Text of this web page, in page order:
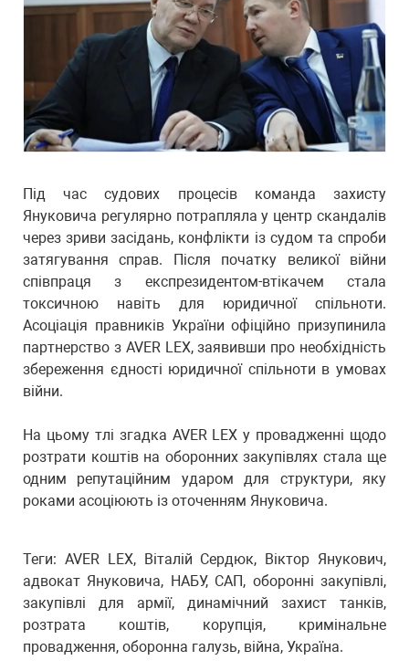
Під час судових процесів команда захисту
Януковича регулярно потрапляла у центр скандалів
через зриви засідань, конфлікти із судом та спроби
затягування справ. Після початку великої війни
співпраця з експрезидентом-втікачем стала
токсичною навіть для юридичної спільноти.
Асоціація правників України офіційно призупинила
партнерство з AVER LEX, заявивши про необхідність
збереження єдності юридичної спільноти в умовах
війни.
На цьому тлі згадка AVER LEX у провадженні щодо
розтрати коштів на оборонних закупівлях стала ще
одним репутаційним ударом для структури, яку
роками асоціюють із оточенням Януковича.
Теги: AVER LEX, Віталій Сердюк, Віктор Янукович,
адвокат Януковича, НАБУ, САП, оборонні закупівлі,
закупівлі для армії, динамічний захист танків,
розтрата коштів, корупція, кримінальне
провадження, оборонна галузь, війна, Україна.